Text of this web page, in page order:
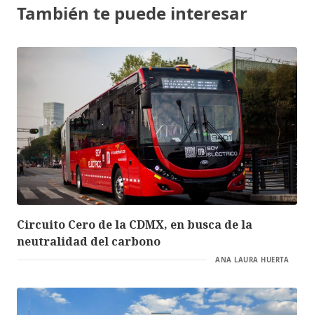
También te puede interesar
Circuito Cero de la CDMX, en busca de la
neutralidad del carbono
ANA LAURA HUERTA